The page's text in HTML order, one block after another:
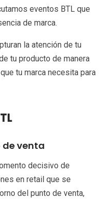
eventos BTL que
de marca.
la atención de tu
tu producto de manera
tu marca necesita para
de venta
decisivo de
en retail que se
del punto de venta,